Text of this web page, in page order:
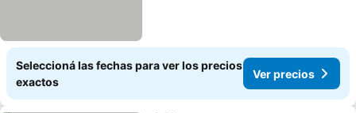
Seleccioná las fechas para ver los precios
exactos
Ver precios